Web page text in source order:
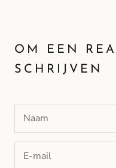
OM EEN
SCHRIJVEN